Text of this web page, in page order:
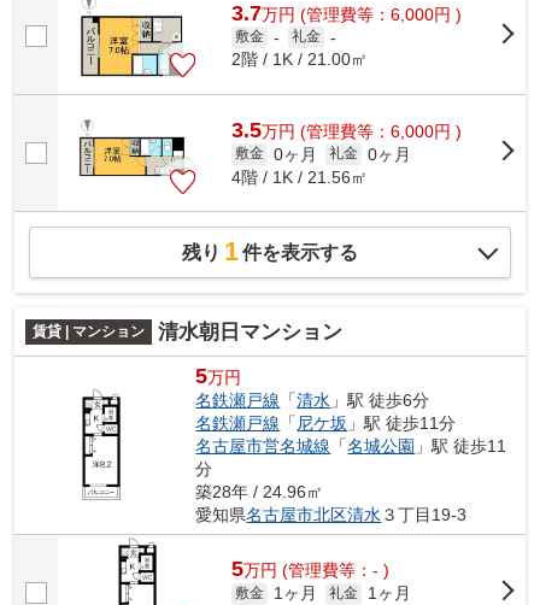
3.7万円 (管理費等：6,000円 )
敷金 - 礼金 -
2階 / 1K / 21.00㎡
3.5万円 (管理費等：6,000円 )
敷金 0ヶ月 礼金 0ヶ月
4階 / 1K / 21.56㎡
残り 1件を表示する
賃貸 | マンション 清水朝日マンション
5万円
名鉄瀬戸線 「清水 」駅 徒歩6分
名鉄瀬戸線 「 尼ケ坂 」駅 徒歩11分
名古屋市営名城線 「名城公園 」駅 徒歩11
分
築28年 / 24.96㎡
愛知県名古屋市北区清水 ３丁目19-3
5万円 (管理費等：- )
敷金 1ヶ月 礼金
1ヶ月